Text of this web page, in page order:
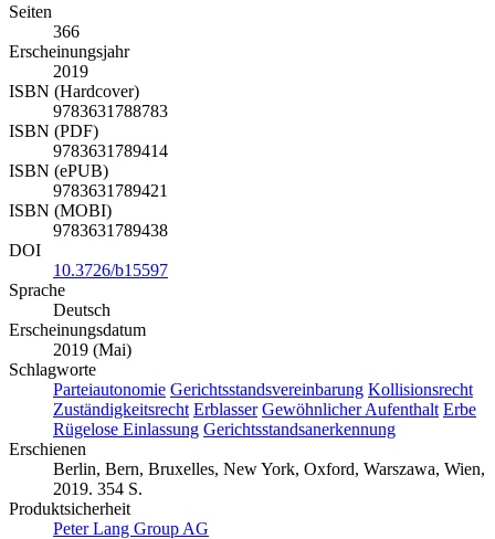
Seiten
366
Erscheinungsjahr
2019
ISBN (Hardcover)
9783631788783
ISBN (PDF)
9783631789414
ISBN (ePUB)
9783631789421
ISBN (MOBI)
9783631789438
DOI
10.3726/b15597
Sprache
Deutsch
Erscheinungsdatum
2019 (Mai)
Schlagworte
Parteiautonomie Gerichtsstandsvereinbarung Kollisionsrecht
Zuständigkeitsrecht Erblasser Gewöhnlicher Aufenthalt Erbe
Rügelose Einlassung Gerichtsstandsanerkennung
Erschienen
Berlin, Bern, Bruxelles, New York, Oxford, Warszawa, Wien,
2019. 354 S.
Produktsicherheit
Peter Lang Group AG